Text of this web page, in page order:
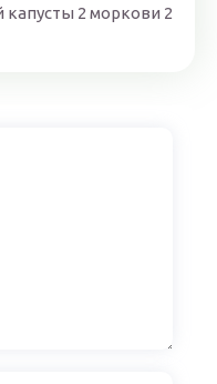
капусты 2 моркови 2